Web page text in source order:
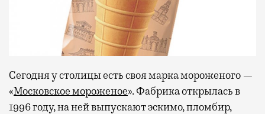
Сегодня у столицы есть своя марка мороженого —
«Московское мороженое». Фабрика открылась в
1996 году, на ней выпускают эскимо, пломбир,